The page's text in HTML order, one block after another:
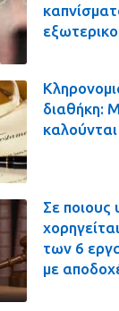
διαθήκη:
Σε ποιους
των 6
με